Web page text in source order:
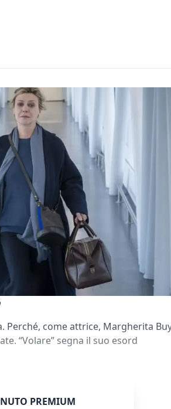
Perché, come attrice, Margherita
“Volare” segna il suo esord
PREMIUM